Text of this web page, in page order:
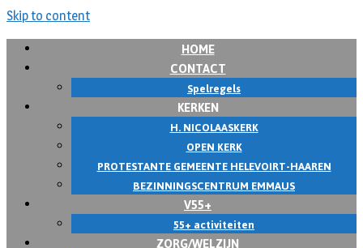
Skip to content
HOME
CONTACT
Spelregels
KERKEN
H. NICOLAASKERK
OPEN KERK
PROTESTANTE GEMEENTE HELEVOIRT-HAAREN
BEZINNINGSCENTRUM EMMAUS
V55+
55+ activiteiten
ZORG/WELZIJN